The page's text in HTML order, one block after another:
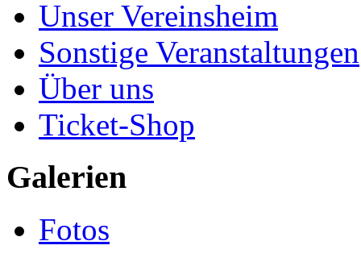
Unser Vereinsheim
Sonstige Veranstaltungen
Über uns
Ticket-Shop
Galerien
Fotos